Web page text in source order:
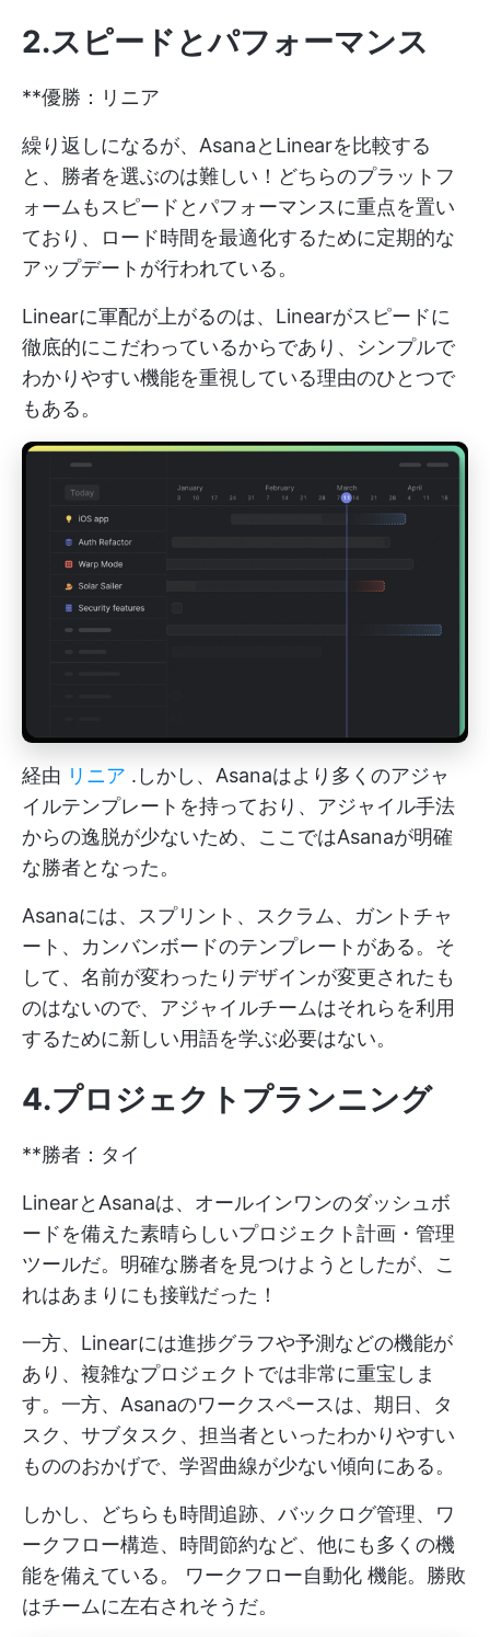
2.スピードとパフォーマンス
**優勝：リニア
繰り返しになるが、AsanaとLinearを比較する
と、勝者を選ぶのは難しい！どちらのプラットフ
ォームもスピードとパフォーマンスに重点を置い
ており、ロード時間を最適化するために定期的な
アップデートが行われている。
Linearに軍配が上がるのは、Linearがスピードに
徹底的にこだわっているからであり、シンプルで
わかりやすい機能を重視している理由のひとつで
もある。
経由 リニア .しかし、Asanaはより多くのアジャ
イルテンプレートを持っており、アジャイル手法
からの逸脱が少ないため、ここではAsanaが明確
な勝者となった。
Asanaには、スプリント、スクラム、ガントチャ
ート、カンバンボードのテンプレートがある。そ
して、名前が変わったりデザインが変更されたも
のはないので、アジャイルチームはそれらを利用
するために新しい用語を学ぶ必要はない。
4.プロジェクトプランニング
**勝者：タイ
LinearとAsanaは、オールインワンのダッシュボ
ードを備えた素晴らしいプロジェクト計画・管理
ツールだ。明確な勝者を見つけようとしたが、こ
れはあまりにも接戦だった！
一方、Linearには進捗グラフや予測などの機能が
あり、複雑なプロジェクトでは非常に重宝しま
す。一方、Asanaのワークスペースは、期日、タ
スク、サブタスク、担当者といったわかりやすい
もののおかげで、学習曲線が少ない傾向にある。
しかし、どちらも時間追跡、バックログ管理、ワ
ークフロー構造、時間節約など、他にも多くの機
能を備えている。 ワークフロー自動化 機能。勝敗
はチームに左右されそうだ。